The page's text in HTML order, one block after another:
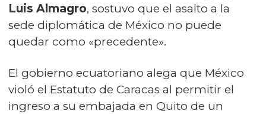
Luis Almagro, sostuvo que el asalto a la
sede diplomática de México no puede
quedar como «precedente».
El gobierno ecuatoriano alega que México
violó el Estatuto de Caracas al permitir el
ingreso a su embajada en Quito de un